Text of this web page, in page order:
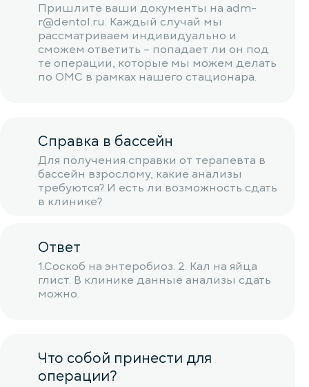
Пришлите ваши документы на adm-
r@dentol.ru. Каждый случай мы
рассматриваем индивидуально и
сможем ответить – попадает ли он под
те операции, которые мы можем делать
по ОМС в рамках нашего стационара.
Справка в бассейн
Для получения справки от терапевта в
бассейн взрослому, какие анализы
требуются? И есть ли возможность сдать
в клинике?
Ответ
1.Соскоб на энтеробиоз. 2. Кал на яйца
глист. В клинике данные анализы сдать
можно.
Что собой принести для
операции?